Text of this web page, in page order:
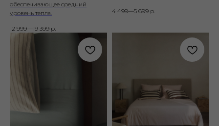
обеспечивающее средний
уровень тепла.
12 999—19 399 р.
4 499—5 699 р.